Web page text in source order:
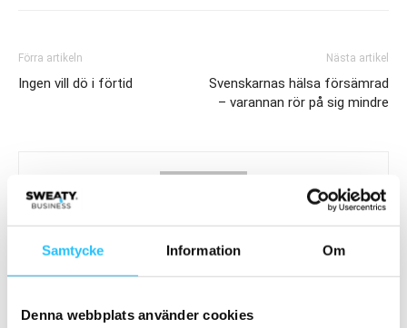
Samtycke Information Om
Denna webbplats använder cookies
Förra artikeln
Ingen vill dö i förtid
Nästa artikel
Svenskarnas hälsa försämrad
– varannan rör på sig mindre
Sweaty Business